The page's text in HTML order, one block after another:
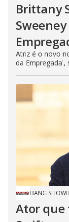
Brittany
Atriz é o novo
da Empregada',
BANG
Ator que